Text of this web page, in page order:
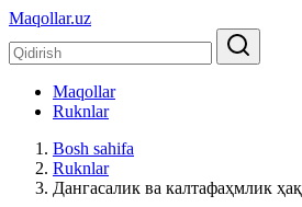
Maqollar.uz
Maqollar
Ruknlar
Bosh sahifa
Ruknlar
Дангасалик ва калтафаҳмлик